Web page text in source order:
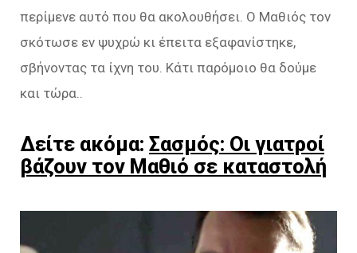
περίμενε αυτό που θα ακολουθήσει. Ο Μαθιός τον
σκότωσε εν ψυχρώ κι έπειτα εξαφανίστηκε,
σβήνοντας τα ίχνη του. Κάτι παρόμοιο θα δούμε
και τώρα..
Δείτε ακόμα: Σασμός: Οι γιατροί
βάζουν τον Μαθιό σε καταστολή